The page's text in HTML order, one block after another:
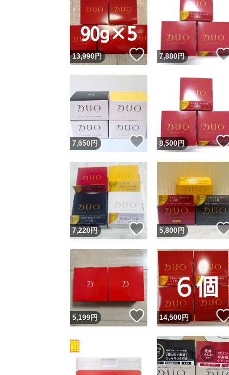
13,990円 いいね！
7,880円
7,650 円 いいね！
8,500円
7,220円 いいね！
5,800円
5,199円 いいね！
14,500円